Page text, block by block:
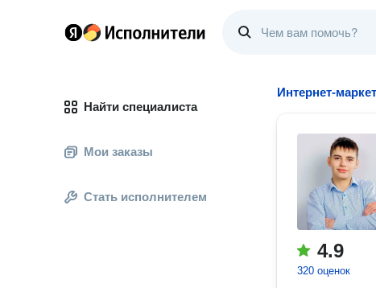
Найти специалиста
Мои заказы
Стать исполнителем
Интернет-
4.9
320 оценок